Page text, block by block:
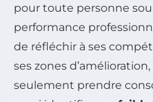
pour toute personne
performance
de réfléchir à ses
ses zones
seulement prendre